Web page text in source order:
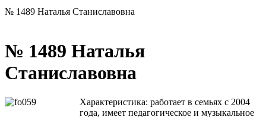
№ 1489 Наталья Станиславовна
№ 1489 Наталья
Станиславовна
Характеристика: работает в семьях с 2004
года, имеет педагогическое и музыкальное